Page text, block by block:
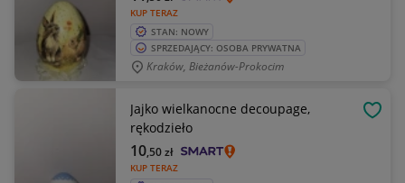
KUP TERAZ
STAN: NOWY
SPRZEDAJĄCY: OSOBA PRYWATNA
Kraków, Bieżanów-Prokocim
Jajko wielkanocne decoupage,
rękodzieło
KUP TERAZ
10,50zł